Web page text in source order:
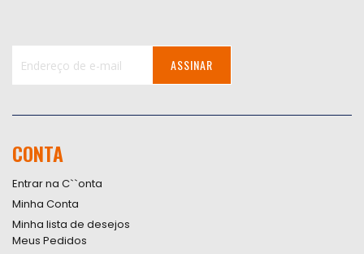
Newsletter:
ASSINAR
CONTA
Entrar na C``onta
Minha Conta
Minha lista de desejos
Meus Pedidos